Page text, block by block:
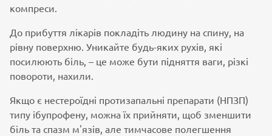
компреси.
До прибуття лікарів покладіть людину на спину, на
рівну поверхню. Уникайте будь-яких рухів, які
посилюють біль, – це може бути підняття ваги, різкі
повороти, нахили.
Якщо є нестероїдні протизапальні препарати (НПЗП)
типу ібупрофену, можна їх прийняти, щоб зменшити
біль та спазм м'язів, але тимчасове полегшення